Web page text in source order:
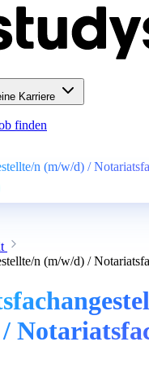
Karriere
finden
n (m/w/d) /
n (m/w/d) /